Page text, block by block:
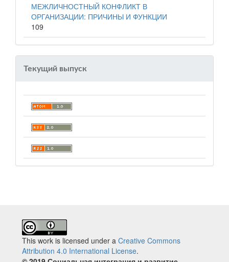
МЕЖЛИЧНОСТНЫЙ КОНФЛИКТ В
ОРГАНИЗАЦИИ: ПРИЧИНЫ И ФУНКЦИИ
109
Текущий выпуск
This work is licensed under a Creative Commons
Attribution 4.0 International License.